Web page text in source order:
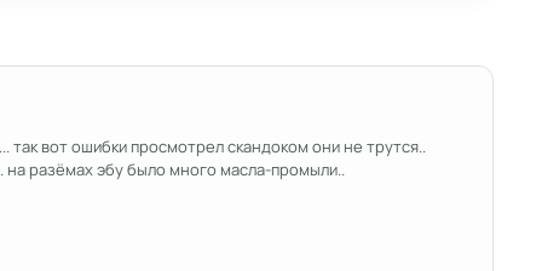
вот ошибки просмотрел скандоком они не трутся..
на разёмах эбу было много масла-промыли..